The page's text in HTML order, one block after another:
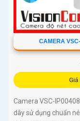
CAMERA
Giá
Camera VSC-
dây sử dụng chuẩn